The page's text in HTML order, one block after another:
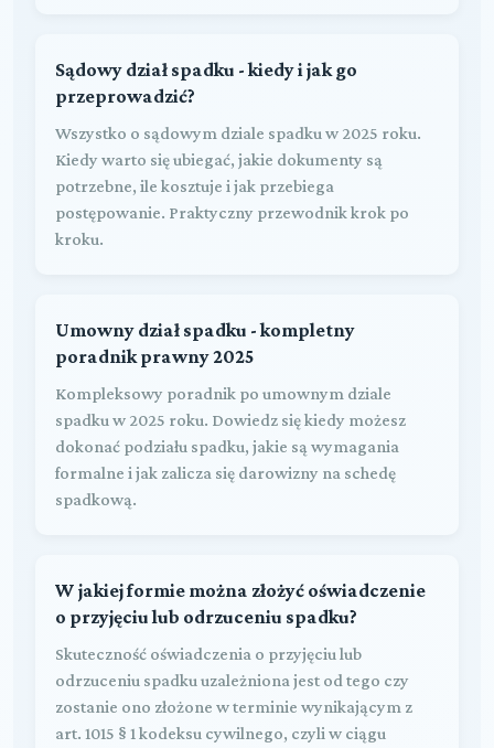
Sądowy dział spadku - kiedy i jak go
przeprowadzić?
Wszystko o sądowym dziale spadku w 2025 roku.
Kiedy warto się ubiegać, jakie dokumenty są
potrzebne, ile kosztuje i jak przebiega
postępowanie. Praktyczny przewodnik krok po
kroku.
Umowny dział spadku - kompletny
poradnik prawny 2025
Kompleksowy poradnik po umownym dziale
spadku w 2025 roku. Dowiedz się kiedy możesz
dokonać podziału spadku, jakie są wymagania
formalne i jak zalicza się darowizny na schedę
spadkową.
W jakiej formie można złożyć oświadczenie
o przyjęciu lub odrzuceniu spadku?
Skuteczność oświadczenia o przyjęciu lub
odrzuceniu spadku uzależniona jest od tego czy
zostanie ono złożone w terminie wynikającym z
art. 1015 § 1 kodeksu cywilnego, czyli w ciągu